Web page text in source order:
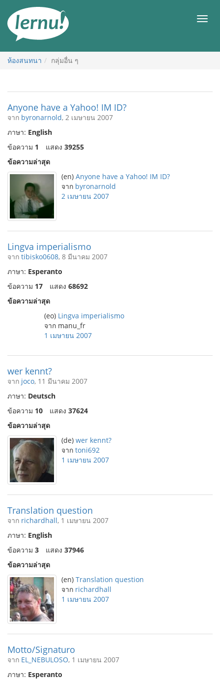
สารบัญ
เมนู
ห้องสนทนา กลุ่มอื่น ๆ
Anyone have a Yahoo! IM ID?
จาก byronarnold, 2 เมษายน 2007
ภาษา: English
ข้อความ 1 แสดง 39255
ข้อความล่าสุด
(en) Anyone have a Yahoo! IM ID?
จาก byronarnold
2 เมษายน 2007
Lingva imperialismo
จาก tibisko0608, 8 มีนาคม 2007
ภาษา: Esperanto
ข้อความ 17 แสดง 68692
ข้อความล่าสุด
(eo) Lingva imperialismo
จาก manu_fr
1 เมษายน 2007
wer kennt?
จาก joco, 11 มีนาคม 2007
ภาษา: Deutsch
ข้อความ 10 แสดง 37624
ข้อความล่าสุด
(de) wer kennt?
จาก toni692
1 เมษายน 2007
Translation question
จาก richardhall, 1 เมษายน 2007
ภาษา: English
ข้อความ 3 แสดง 37946
ข้อความล่าสุด
(en) Translation question
จาก richardhall
1 เมษายน 2007
Motto/Signaturo
จาก EL_NEBULOSO, 1 เมษายน 2007
ภาษา: Esperanto